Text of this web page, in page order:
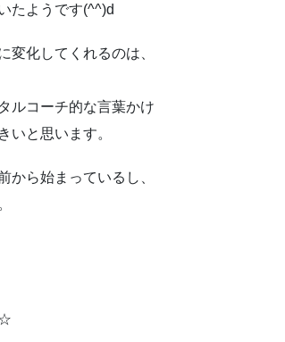
たようです(^^)d
変化してくれるのは、
ルコーチ的な言葉かけ
いと思います。
から始まっているし、